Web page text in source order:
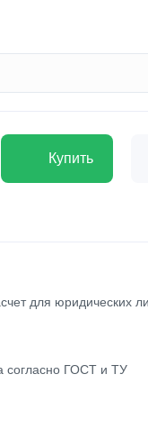
Купить
для юридических
согласно ГОСТ и ТУ